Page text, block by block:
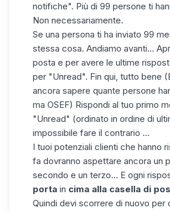
notifiche". Più di 99 persone ti
Non necessariamente.
Se una persona ti ha inviato 99
stessa cosa. Andiamo avanti...
posta e per avere le ultime
per "Unread". Fin qui, tutto bene
ancora sapere quante persone
ma OSEF) Rispondi al tuo primo
"Unread" (ordinato in ordine di
impossibile fare il contrario ...
I tuoi potenziali clienti che hanno
fa dovranno aspettare ancora un
secondo e un terzo... E ogni
porta in cima alla casella di
Quindi devi scorrere di nuovo per